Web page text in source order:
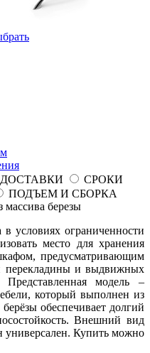
СРОКИ
ПОДЪЕМ И СБОРКА
березы
условиях ограниченности
место для хранения
предусматривающим
перекладины и выдвижных
модель –
который выполнен из
обеспечивает долгий
Внешний вид
универсален. Купить можно